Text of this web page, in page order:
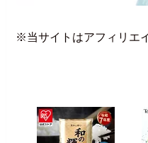
※当サイトはアフィリエ